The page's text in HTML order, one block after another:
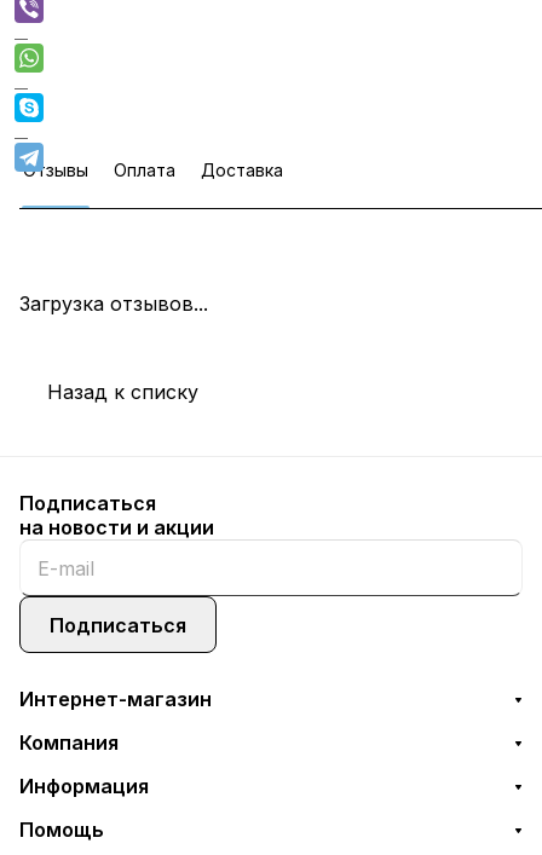
Отзывы Оплата Доставка
Загрузка отзывов...
Назад к списку
Подписаться
на новости и акции
Подписаться
Интернет-магазин
Компания
Информация
Помощь